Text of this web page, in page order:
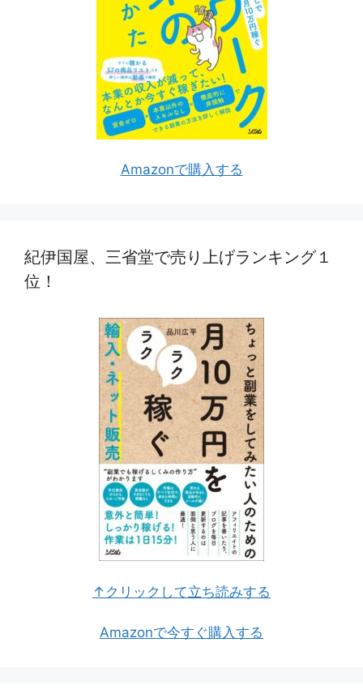
Amazonで購入する
紀伊国屋、三省堂で売り上げランキング１
位！
↑クリックして立ち読みする
Amazonで今すぐ購入する